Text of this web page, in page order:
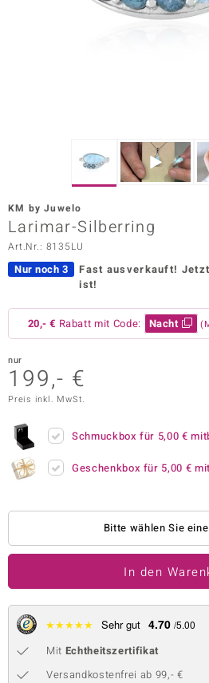
Vogue
Paraíso
Collection
BY DE MELO
Collection
KM by Juwelo
Larimar-Silberring
Art.Nr.: 8135LU
Nur noch 3 Fast ausverkauft!
ist!
20,- € Rabatt mit Code: Nacht
nur
199,- €
Preis inkl. MwSt.
Schmuckbox für 5,00 €
Geschenkbox für 5,00 €
Bitte wählen Sie
In den
★★★★★ Sehr gut 4.70 /5.00
Mit Echtheitszertifikat
Versandkostenfrei ab 99,- €